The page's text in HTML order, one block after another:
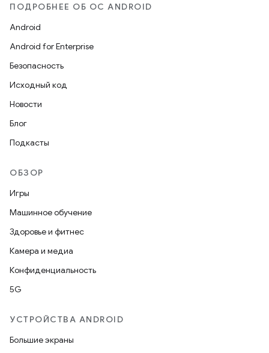
ПОДРОБНЕЕ ОБ ОС ANDROID
Android
Android for Enterprise
Безопасность
Исходный код
Новости
Блог
Подкасты
ОБЗОР
Игры
Машинное обучение
Здоровье и фитнес
Камера и медиа
Конфиденциальность
5G
УСТРОЙСТВА ANDROID
Большие экраны